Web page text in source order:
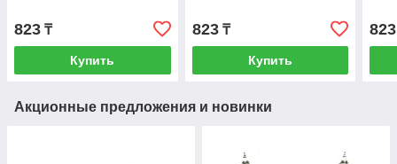
823 ₸
Купить
823₸
Купить
823
Акционные предложения и новинки